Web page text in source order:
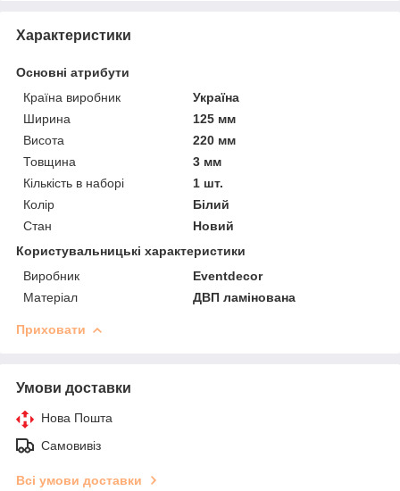
Характеристики
Основні атрибути
Країна виробник
Україна
Ширина
125 мм
Висота
220 мм
Товщина
3 мм
Кількість в наборі
1 шт.
Колір
Білий
Стан
Новий
Користувальницькі характеристики
Виробник
Eventdecor
Матеріал
ДВП ламінована
Приховати
Умови доставки
Нова Пошта
Самовивіз
Всі умови доставки